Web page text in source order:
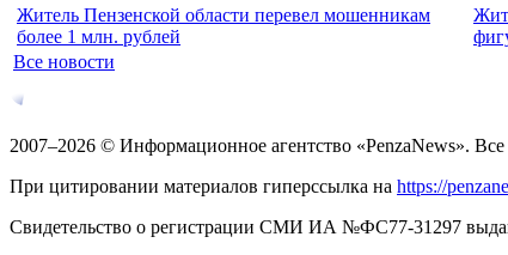
Житель Пензенской области перевел мошенникам
более 1 млн. рублей
Все новости
2007–2026 © Информационное агентство «PenzaNews».
При цитировании материалов гиперссылка на https://
Свидетельство о регистрации СМИ ИА №ФС77-31297